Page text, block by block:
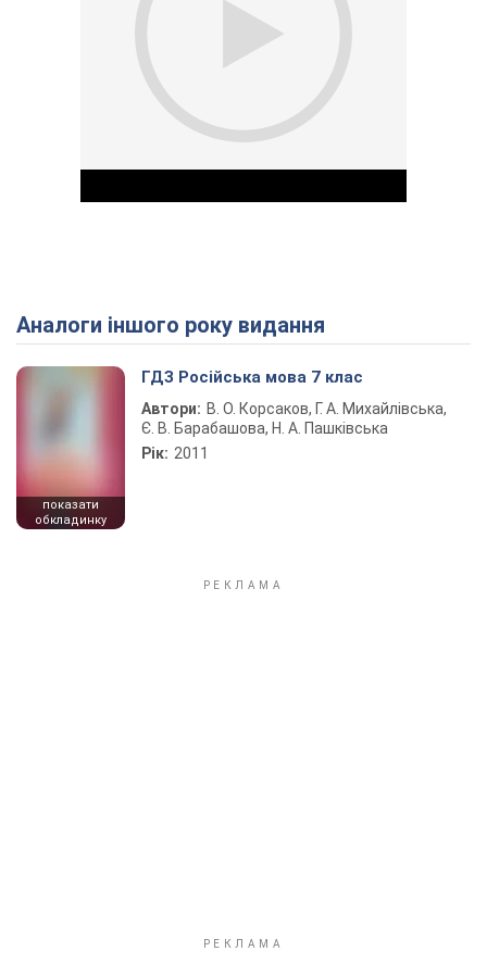
Play Video
Аналоги іншого року видання
показати
обкладинку
ГДЗ Російська мова 7 клас
Автори: В. О. Корсаков, Г. А. Михайлівська,
Є. В. Барабашова, Н. А. Пашківська
Рік: 2011